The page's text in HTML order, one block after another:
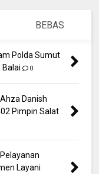
BEBAS
Polda Sumut
Balai
0
Danish
Pimpin Salat
Layani